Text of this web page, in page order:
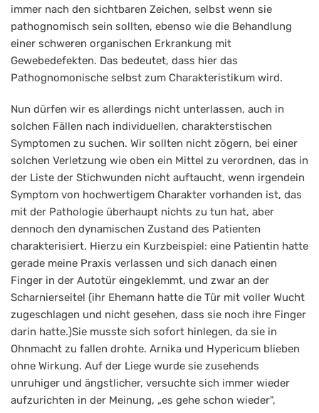
immer nach den sichtbaren Zeichen, selbst wenn sie
pathognomisch sein sollten, ebenso wie die Behandlung
einer schweren organischen Erkrankung mit
Gewebedefekten. Das bedeutet, dass hier das
Pathognomonische selbst zum Charakteristikum wird.
Nun dürfen wir es allerdings nicht unterlassen, auch in
solchen Fällen nach individuellen, charakterstischen
Symptomen zu suchen. Wir sollten nicht zögern, bei einer
solchen Verletzung wie oben ein Mittel zu verordnen, das in
der Liste der Stichwunden nicht auftaucht, wenn irgendein
Symptom von hochwertigem Charakter vorhanden ist, das
mit der Pathologie überhaupt nichts zu tun hat, aber
dennoch den dynamischen Zustand des Patienten
charakterisiert. Hierzu ein Kurzbeispiel: eine Patientin hatte
gerade meine Praxis verlassen und sich danach einen
Finger in der Autotür eingeklemmt, und zwar an der
Scharnierseite! (ihr Ehemann hatte die Tür mit voller Wucht
zugeschlagen und nicht gesehen, dass sie noch ihre Finger
darin hatte.)Sie musste sich sofort hinlegen, da sie in
Ohnmacht zu fallen drohte. Arnika und Hypericum blieben
ohne Wirkung. Auf der Liege wurde sie zusehends
unruhiger und ängstlicher, versuchte sich immer wieder
aufzurichten in der Meinung, „es gehe schon wieder",